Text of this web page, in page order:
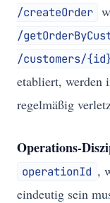
/createOrder
/
/customers/
etabliert, werden
regelmäßig
Operations-
operationId ,
eindeutig sein